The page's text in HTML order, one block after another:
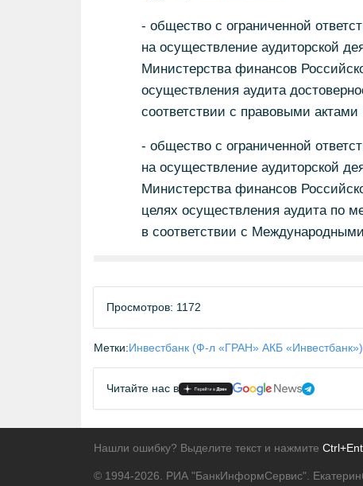
- общество с ограниченной
на осуществление аудиторской
Министерства финансов
осуществления аудита
соответствии с правовыми
- общество с ограниченной
на осуществление аудиторской
Министерства финансов
целях осуществления аудита по
в соответствии с
Просмотров: 1172
Метки:Инвестбанк (Ф-л «ГРАН» АКБ «Инвестбанк»)
Читайте нас в
Нашли ошибку? Выделите текст и нажмите
© 1994-2026. РИА "БанкИнформСервис".